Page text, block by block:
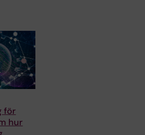
för
hur